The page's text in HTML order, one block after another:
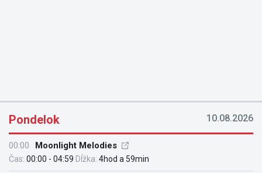
Pondelok 10.08.2026
00:00 Moonlight Melodies
Čas: 00:00 - 04:59 Dĺžka: 4hod a 59min